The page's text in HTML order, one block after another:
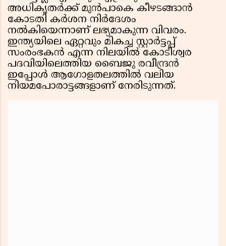
അധികൃതർക്ക് മുൻപാകെ കീഴടങ്ങാൻ
കോടതി കർശന നിർദേശം
നൽകിയെന്നാണ് ലഭ്യമാകുന്ന വിവരം.
ഇന്ത്യയിലെ ഏറ്റവും മികച്ച സ്റ്റാർട്ടപ്പ്
സംരംഭകൻ എന്ന നിലയിൽ കോടീശ്വര
പദവിയിലെത്തിയ ബൈജു രവീന്ദ്രൻ
ഇപ്പോൾ ആഗോളതലത്തിൽ വലിയ
നിയമപോരാട്ടങ്ങളാണ് നേരിടുന്നത്.